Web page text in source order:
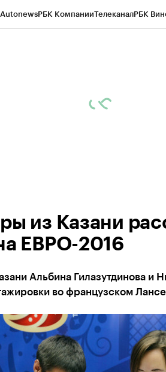
AutonewsРБК КомпанииТелеканалРБК
из Казани
ЕВРО-2016
Альбина Гилазутдинова и
во французском